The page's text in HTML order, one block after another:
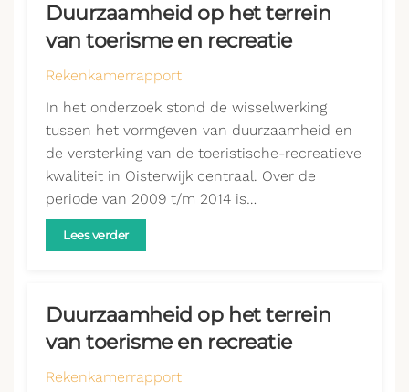
Duurzaamheid op het terrein
van toerisme en recreatie
Rekenkamerrapport
In het onderzoek stond de wisselwerking
tussen het vormgeven van duurzaamheid en
de versterking van de toeristische-recreatieve
kwaliteit in Oisterwijk centraal. Over de
periode van 2009 t/m 2014 is…
Lees verder
Duurzaamheid op het terrein
van toerisme en recreatie
Rekenkamerrapport